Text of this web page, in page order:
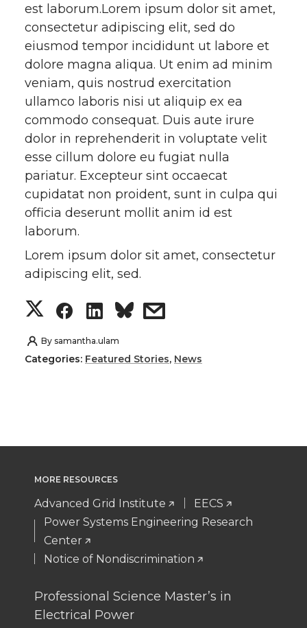
est laborum.Lorem ipsum dolor sit amet,
consectetur adipiscing elit, sed do
eiusmod tempor incididunt ut labore et
dolore magna aliqua. Ut enim ad minim
veniam, quis nostrud exercitation
ullamco laboris nisi ut aliquip ex ea
commodo consequat. Duis aute irure
dolor in reprehenderit in voluptate velit
esse cillum dolore eu fugiat nulla
pariatur. Excepteur sint occaecat
cupidatat non proident, sunt in culpa qui
officia deserunt mollit anim id est
laborum.
Lorem ipsum dolor sit amet, consectetur
adipiscing elit, sed.
S
h
e
o
n
T
i
S
h
e
o
n
F
c
S
h
e
o
n
n
s
e
i
e
By samantha.ulam
Categories: Featured Stories, News
MORE RESOURCES
Advanced Grid Institute
EECS
Power Systems Engineering Research
Center
Notice of Nondiscrimination
Professional Science Master’s in
Electrical Power